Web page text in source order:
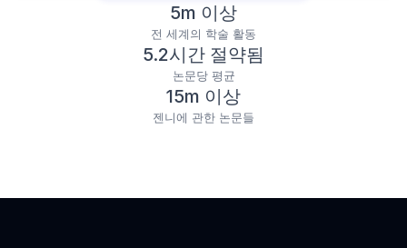
5m 이상
전 세계의 학술 활동
5.2시간 절약됨
논문당 평균
15m 이상
젠니에 관한 논문들